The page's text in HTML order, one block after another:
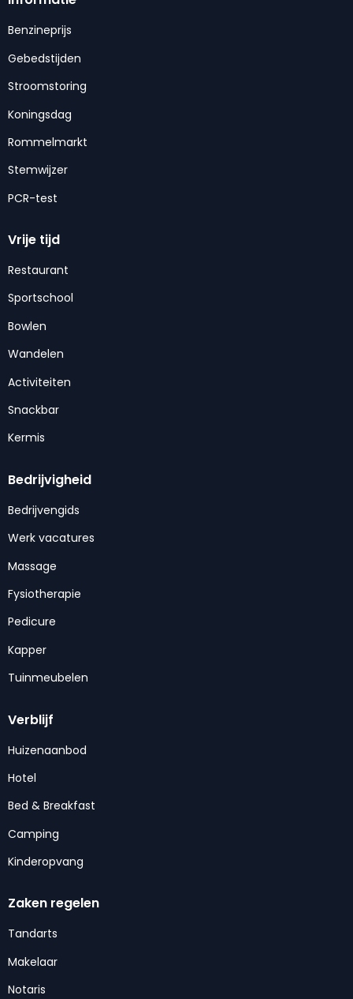
Benzineprijs
Gebedstijden
Stroomstoring
Koningsdag
Rommelmarkt
Stemwijzer
PCR-test
Vrije tijd
Restaurant
Sportschool
Bowlen
Wandelen
Activiteiten
Snackbar
Kermis
Bedrijvigheid
Bedrijvengids
Werk vacatures
Massage
Fysiotherapie
Pedicure
Kapper
Tuinmeubelen
Verblijf
Huizenaanbod
Hotel
Bed & Breakfast
Camping
Kinderopvang
Zaken regelen
Tandarts
Makelaar
Notaris